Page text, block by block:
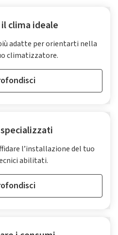
clima ideale
adatte per orientarti nella
climatizzatore.
l’installazione del tuo
abilitati.